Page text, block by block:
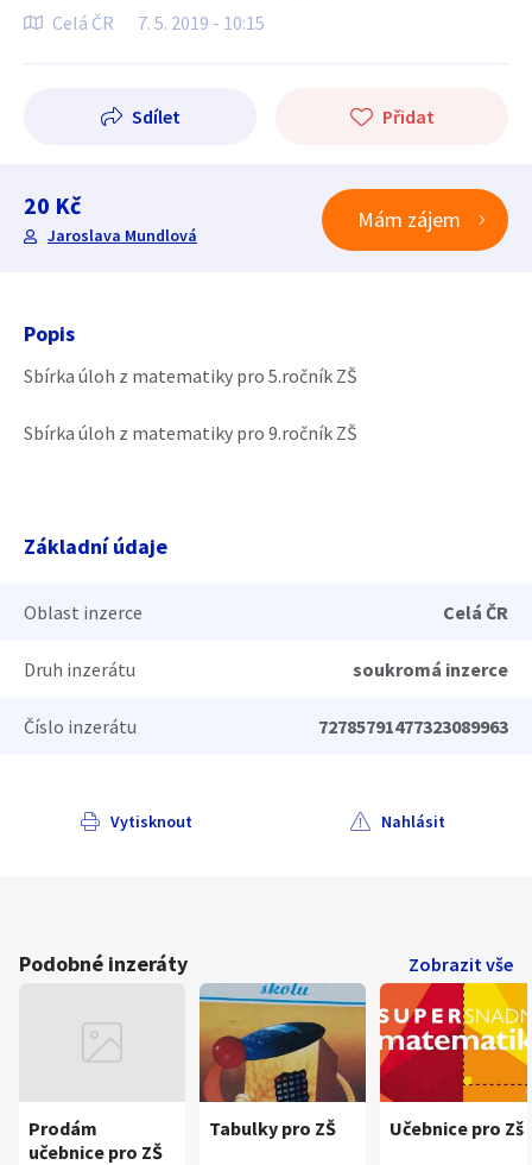
Celá ČR 7. 5. 2019 - 10:15
Sdílet Přidat
20 Kč
Jaroslava Mundlová
Mám zájem
Popis
Sbírka úloh z matematiky pro 5.ročník ZŠ
Sbírka úloh z matematiky pro 9.ročník ZŠ
Základní údaje
Oblast inzerce Celá ČR
Druh inzerátu soukromá inzerce
Číslo inzerátu 72785791477323089963
Vytisknout Nahlásit
Podobné inzeráty Zobrazit vše
Prodám
učebnice pro ZŠ
Tabulky pro ZŠ Učebnice pro Zš